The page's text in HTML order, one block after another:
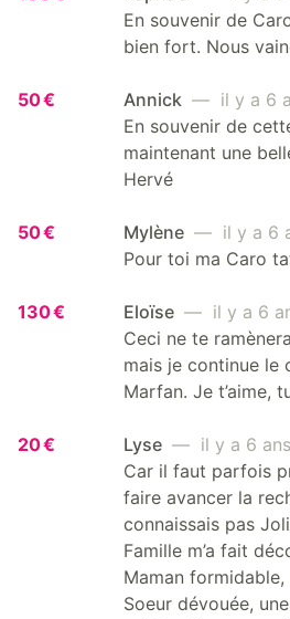
En souvenir de
bien fort. Nous
50 € Annick — il y a 6
En souvenir de
maintenant une
Hervé
50 € Mylène — il y a 6
Pour toi ma Caro
130 € Eloïse — il y a 6
Ceci ne te
mais je continue le
Marfan. Je t’aime,
20 € Lyse — il y a 6 ans
Car il faut parfois
faire avancer la
connaissais pas
Famille m’a fait
Maman formidable,
Soeur dévouée,